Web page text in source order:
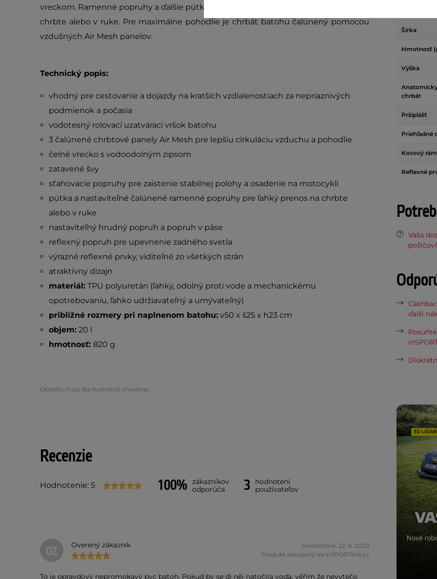
vreckom. Ramenné popruhy a ďalšie pútka a úchopy sú vhodné pre ľahký prenos na
chrbte alebo v ruke. Pre maximálne pohodlie je chrbát batohu čalúnený pomocou
vzdušných Air Mesh panelov.
Technický popis:
vhodný pre cestovanie a dojazdy na kratších vzdialenostiach za nepriaznivých
podmienok a počasia
vodotesný rolovací uzatvárací vršok batohu
3 čalúnené chrbtové panely Air Mesh pre lepšiu cirkuláciu vzduchu a pohodlie
čelné vrecko s vodoodolným zipsom
zatavené švy
sťahovacie popruhy pre zaistenie stabilnej polohy a osadenie na motocykli
pútka a nastaviteľné čalúnené ramenné popruhy pre ľahký prenos na chrbte
alebo v ruke
nastaviteľný hrudný popruh a popruh v páse
reflexný popruh pre upevnenie zadného svetla
výrazné reflexné prvky, viditeľné zo všetkých strán
atraktívny dizajn
materiál:TPU polyuretán (ľahký, odolný proti vode a mechanickému
opotrebovaniu, ľahko udržiavateľný a umývateľný)
približné rozmery pri naplnenom batohu:v50 x š25 x h23 cm
objem:20 l
hmotnosť: 820 g
Obrázky majú iba ilustračný charakter.
Recenzie
Hodnotenie: 5 100% zákazníkov
odporúča
3
hodnotení
používateľov
OZ Overený zákazník
Hodnotené: 22. 6. 2020
Produkt zakúpený na inSPORTline.cz
To je opravdový nepromokavý pvc batoh. Pokud by se di něj natočila voda, věřím že nevyteče.
Šírka
Hmotnosť
Výška
chrbát
Pršiplášť
Priehľadné
Kovový rám
Reflexné
Vaša
ďalší